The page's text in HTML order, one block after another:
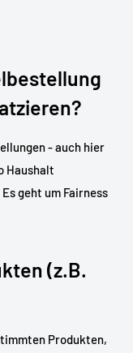
- auch hier
Haushalt
geht um Fairness
(z.B.
Produkten,